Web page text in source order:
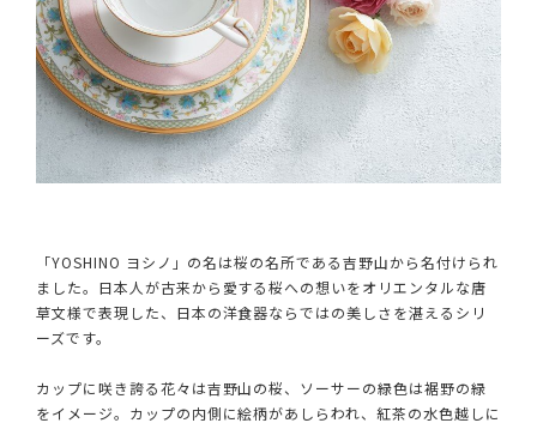
「YOSHINO ヨシノ」の名は桜の名所である吉野山から名付けられ
ました。日本人が古来から愛する桜への想いをオリエンタルな唐
草文様で表現した、日本の洋食器ならではの美しさを湛えるシリ
ーズです。
カップに咲き誇る花々は吉野山の桜、ソーサーの緑色は裾野の緑
をイメージ。カップの内側に絵柄があしらわれ、紅茶の水色越しに